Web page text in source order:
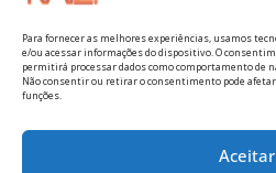
Para fornecer as melhores experiências, usamos
e/ou acessar informações do dispositivo. O
permitirá processar dados como comportamento de
Não consentir ou retirar o consentimento pode
funções.
Aceitar